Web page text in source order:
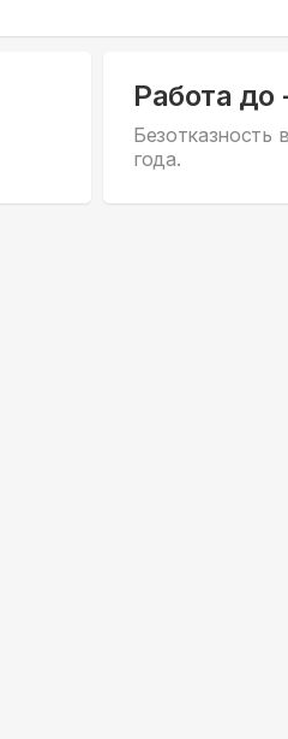
Работа до
Безотказность
года.